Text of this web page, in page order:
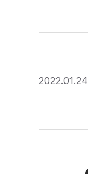
2022.01.24